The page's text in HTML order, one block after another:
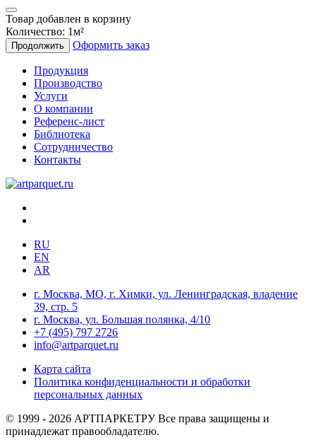
Товар добавлен в корзину
Количество: 1м²
Продолжить Оформить заказ
Продукция
Производство
Услуги
О компании
Референс-лист
Библиотека
Сотрудничество
Контакты
RU
EN
AR
г. Москва, МО, г. Химки, ул. Ленинградская, владение
39, стр. 5
г. Москва, ул. Большая полянка, 4/10
+7 (495) 797 2726
info@artparquet.ru
Карта сайта
Политика конфиденциальности и обработки
персональных данных
© 1999 - 2026 АРТПАРКЕТРУ Все права защищены и
принадлежат правообладателю.